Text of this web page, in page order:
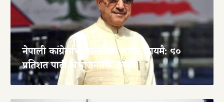
नेपाली कांग्रेसभित्र आन्तरिक अडान कायमै: ९०
प्रतिशत पार्टी बिभाजनतर्फ उन्मुख